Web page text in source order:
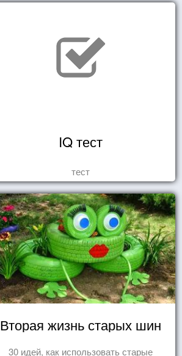
IQ тест
тест
Вторая жизнь старых шин
30 идей, как использовать старые